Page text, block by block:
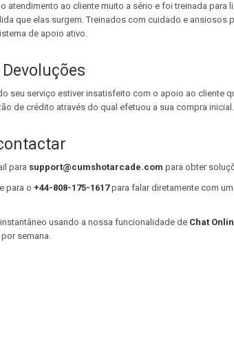
atendimento ao cliente muito a sério e foi treinada para
que elas surgem. Treinados com cuidado e ansiosos
de apoio ativo.
seu serviço estiver insatisfeito com o apoio ao cliente
de crédito através do qual efetuou a sua compra
para support@cumshotarcade.com para obter
para o +44-808-175-1617para falar diretamente com
usando a nossa funcionalidade de Chat
semana.